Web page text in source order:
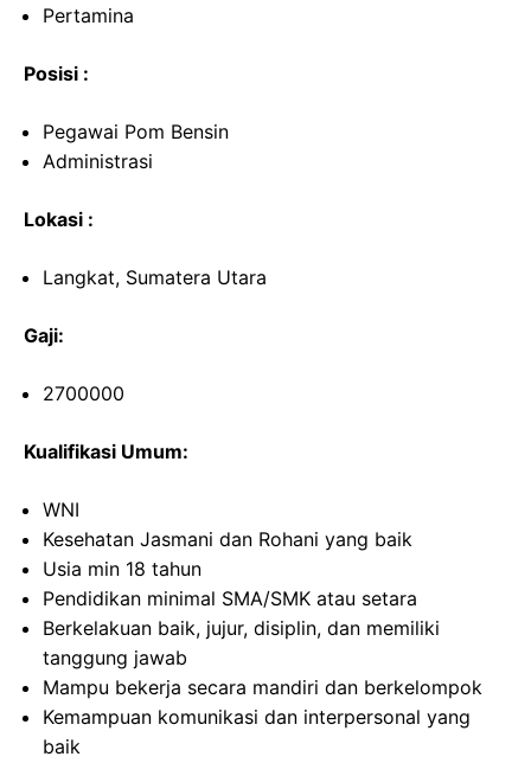
Pertamina
Posisi :
Pegawai Pom Bensin
Administrasi
Lokasi :
Langkat, Sumatera Utara
Gaji:
2700000
Kualifikasi Umum:
WNI
Kesehatan Jasmani dan Rohani yang baik
Usia min 18 tahun
Pendidikan minimal SMA/SMK atau setara
Berkelakuan baik, jujur, disiplin, dan memiliki
tanggung jawab
Mampu bekerja secara mandiri dan berkelompok
Kemampuan komunikasi dan interpersonal yang
baik